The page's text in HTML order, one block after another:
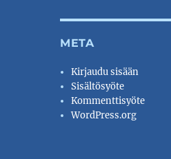
META
Kirjaudu sisään
Sisältösyöte
Kommenttisyöte
WordPress.org